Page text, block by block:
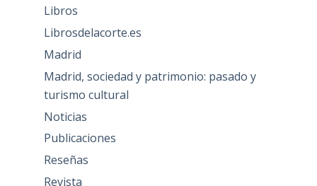
Libros
Librosdelacorte.es
Madrid
Madrid, sociedad y patrimonio: pasado y
turismo cultural
Noticias
Publicaciones
Reseñas
Revista